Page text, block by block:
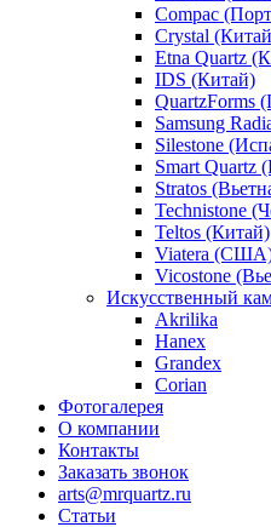
Compac
Crystal
Etna Quartz
IDS (Китай)
QuartzForms
Samsung
Silestone
Smart Quartz
Stratos
Technistone
Teltos (Китай)
Viatera
Vicostone
Искусственный
Akrilika
Hanex
Grandex
Corian
Фотогалерея
О компании
Контакты
Заказать звонок
arts@mrquartz.ru
Статьи